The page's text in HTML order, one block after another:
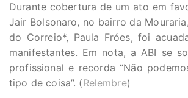
Durante cobertura de um ato em
Jair Bolsonaro, no bairro da
do Correio*, Paula Fróes, foi
manifestantes. Em nota, a ABI se
profissional e recorda “Não
tipo de coisa”. (Relembre)